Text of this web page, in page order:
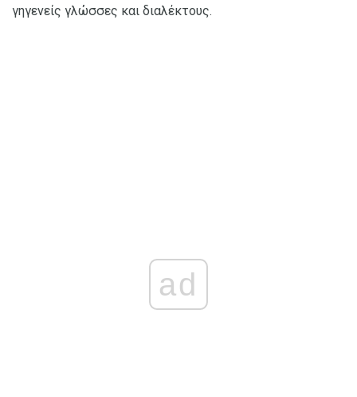
γηγενείς γλώσσες και διαλέκτους.
ad